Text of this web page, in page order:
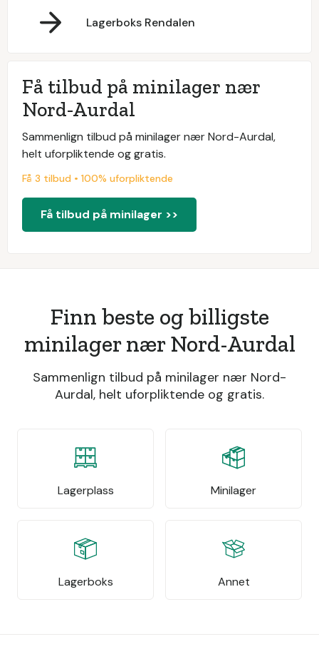
Lagerboks Rendalen
Få tilbud på minilager nær
Nord-Aurdal
Sammenlign tilbud på minilager nær Nord-Aurdal,
helt uforpliktende og gratis.
Få 3 tilbud • 100% uforpliktende
Få tilbud på minilager >>
Finn beste og billigste
minilager nær Nord-Aurdal
Sammenlign tilbud på minilager nær Nord-
Aurdal, helt uforpliktende og gratis.
Lagerplass Minilager
Lagerboks Annet